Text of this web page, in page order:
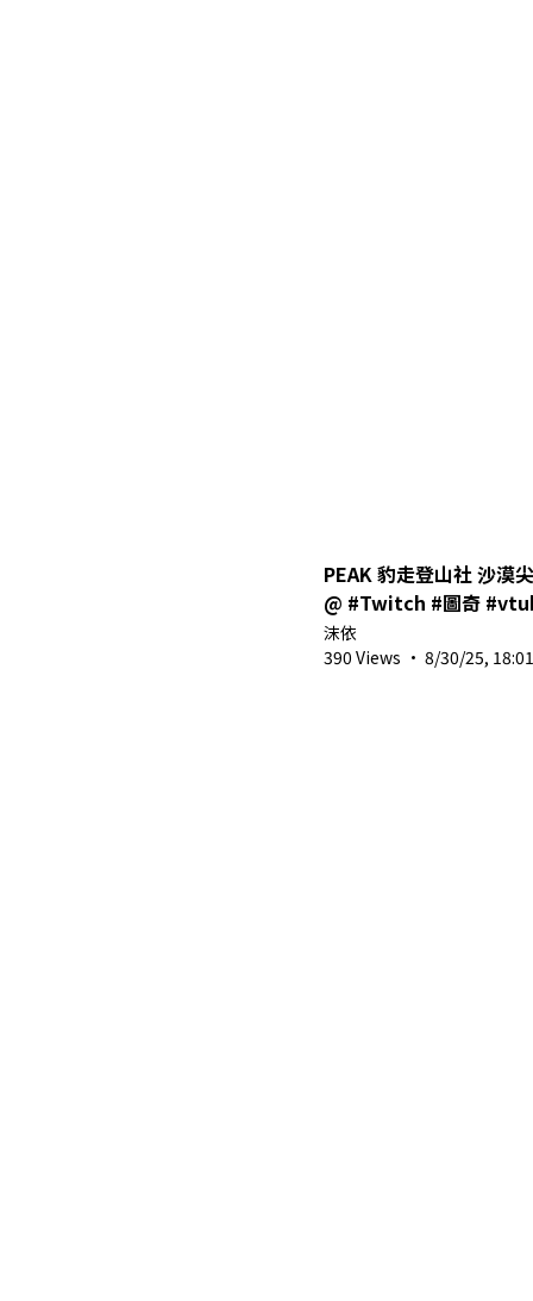
PEAK 豹走登山社 沙
@ #Twitch #圖奇 #vtuber
#twitchstreamer #shorts
亞vtuber
沫依
390 Views · 8/30/25, 18:01